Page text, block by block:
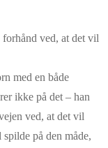
ved, at det vil
med en både
ikke på det – han
ved, at det vil
på den måde,